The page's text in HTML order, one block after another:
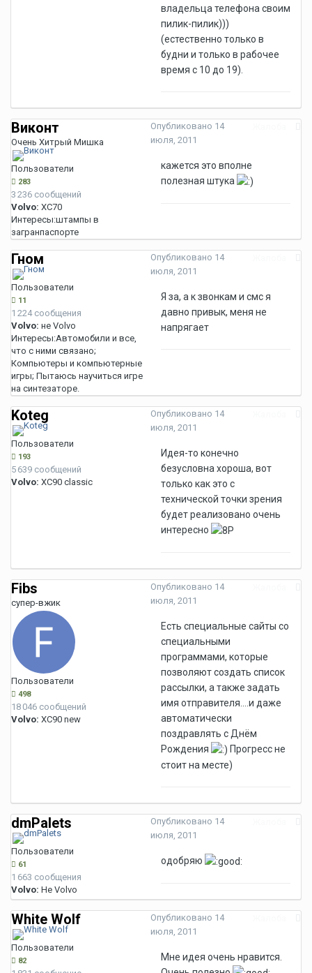
владельца телефона своим
пилик-пилик)))
(естественно только в
будни и только в рабочее
время с 10 до 19).
Виконт
Очень Хитрый Мишка
Пользователи
283
3 236 сообщений
Volvo: XC70
Интересы:штампы в
загранпаспорте
Опубликовано 14
июля, 2011
кажется это вполне
полезная штука
Гном
Пользователи
11
1 224 сообщения
Volvo: не Volvo
Интересы:Автомобили и все,
что с ними связано;
Компьютеры и компьютерные
игры; Пытаюсь научиться игре
на синтезаторе.
Опубликовано 14
июля, 2011
Я за, а к звонкам и смс я
давно привык, меня не
напрягает
Koteg
Пользователи
193
5 639 сообщений
Volvo: XC90 classic
Опубликовано 14
июля, 2011
Идея-то конечно
безусловна хороша, вот
только как это с
технической точки зрения
будет реализовано очень
интересно
Fibs
супер-вжик
Пользователи
498
18 046 сообщений
Volvo: XC90 new
Опубликовано 14
июля, 2011
Есть специальные сайты со
специальными
программами, которые
позволяют создать список
рассылки, а также задать
имя отправителя....и даже
автоматически
поздравлять с Днём
Рождения
Прогресс не
стоит на месте)
dmPalets
Пользователи
61
1 663 сообщения
Volvo: Не Volvo
Опубликовано 14
июля, 2011
одобряю
White Wolf
Пользователи
82
Опубликовано 14
июля, 2011
Мне идея очень нравится.